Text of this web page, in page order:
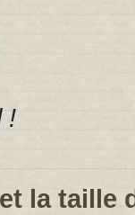
!
la taille